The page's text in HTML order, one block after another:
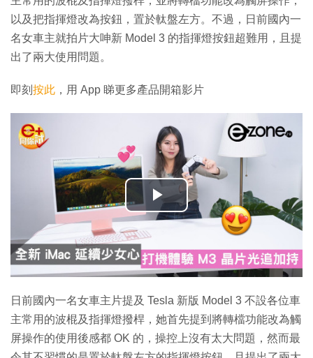
以及把指揮燈改為按鈕，置於軚盤左方。不過，日前國內一
名女車主就拍片大呻新 Model 3 的指揮燈按鈕超難用，且提
出了兩大使用問題。
即刻 按此 ，用 App 睇更多產品開箱影片
播
影
片
日前國內一名女車主片提及 Tesla 新版 Model 3 不設各位車
主常用的波棍及指揮燈撥桿，她首先提到將轉檔功能改為觸
屏操作的使用後感都 OK 的，操控上沒有太大問題，然而最